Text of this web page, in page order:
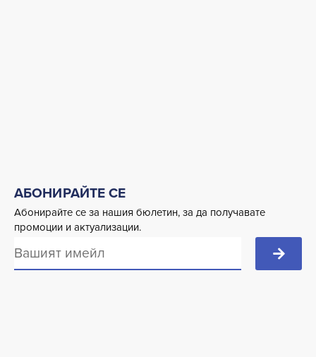
АБОНИРАЙТЕ СЕ
Абонирайте се за нашия бюлетин, за да получавате
промоции и актуализации.